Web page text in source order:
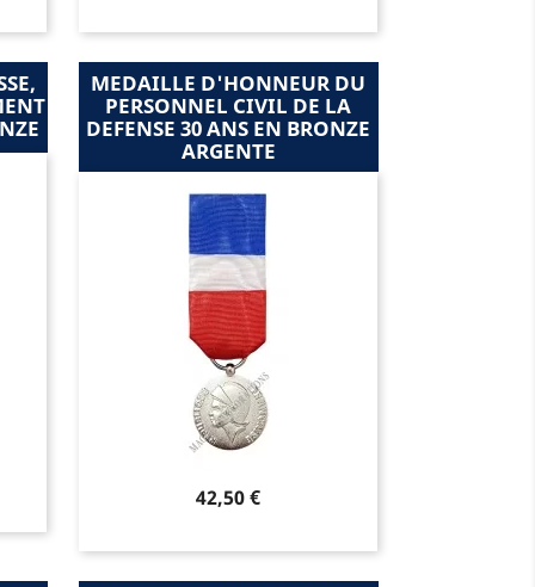
MEDAILLE D'HONNEUR DU
PERSONNEL CIVIL DE LA
DEFENSE 30 ANS EN BRONZE
ARGENTE
Prix
42,50 €